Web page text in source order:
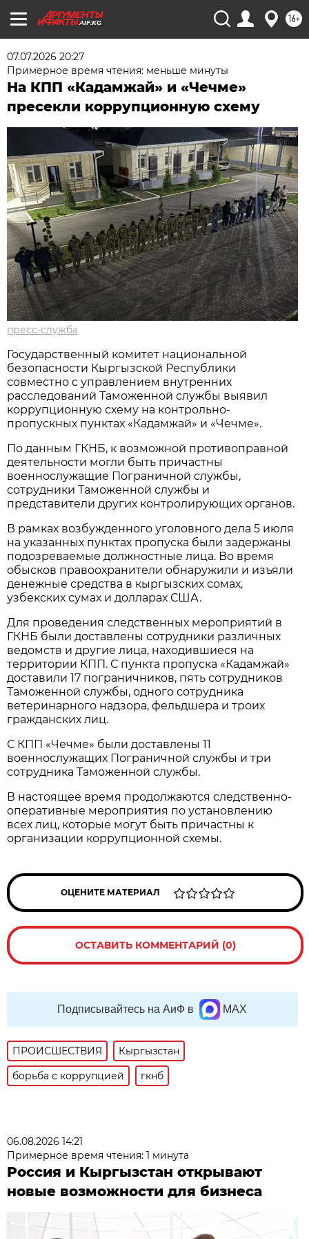
AIF.KG 16+
07.07.2026 20:27
Примерное время чтения: меньше минуты
На КПП «Кадамжай» и «Чечме»
пресекли коррупционную схему
пресс-служба
Государственный комитет национальной
безопасности Кыргызской Республики
совместно с управлением внутренних
расследований Таможенной службы выявил
коррупционную схему на контрольно-
пропускных пунктах «Кадамжай» и «Чечме».
По данным ГКНБ, к возможной противоправной
деятельности могли быть причастны
военнослужащие Пограничной службы,
сотрудники Таможенной службы и
представители других контролирующих органов.
В рамках возбужденного уголовного дела 5 июля
на указанных пунктах пропуска были задержаны
подозреваемые должностные лица. Во время
обысков правоохранители обнаружили и изъяли
денежные средства в кыргызских сомах,
узбекских сумах и долларах США.
Для проведения следственных мероприятий в
ГКНБ были доставлены сотрудники различных
ведомств и другие лица, находившиеся на
территории КПП. С пункта пропуска «Кадамжай»
доставили 17 пограничников, пять сотрудников
Таможенной службы, одного сотрудника
ветеринарного надзора, фельдшера и троих
гражданских лиц.
С КПП «Чечме» были доставлены 11
военнослужащих Пограничной службы и три
сотрудника Таможенной службы.
В настоящее время продолжаются следственно-
оперативные мероприятия по установлению
всех лиц, которые могут быть причастны к
организации коррупционной схемы.
ОЦЕНИТЕ МАТЕРИАЛ
ОСТАВИТЬ КОММЕНТАРИЙ (0)
Подписывайтесь на АиФ в MAX
ПРОИСШЕСТВИЯ
Кыргызстан
борьба с коррупцией
гкнб
06.08.2026 14:21
Примерное время чтения: 1 минута
Россия и Кыргызстан открывают
новые возможности для бизнеса